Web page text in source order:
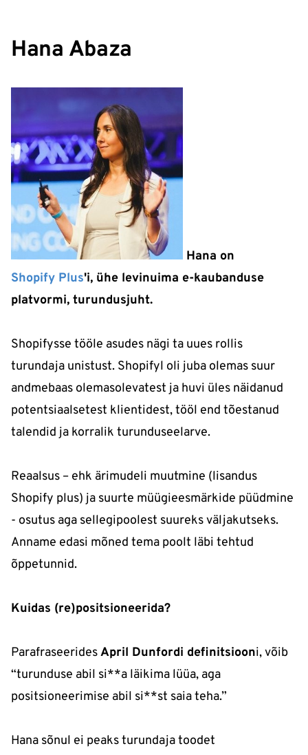
Hana Abaza
Hana on
Shopify Plus'i, ühe levinuima e-kaubanduse
platvormi, turundusjuht.
Shopifysse tööle asudes nägi ta uues rollis
turundaja unistust. Shopifyl oli juba olemas suur
andmebaas olemasolevatest ja huvi üles näidanud
potentsiaalsetest klientidest, tööl end tõestanud
talendid ja korralik turunduseelarve.
Reaalsus – ehk ärimudeli muutmine (lisandus
Shopify plus) ja suurte müügieesmärkide püüdmine
- osutus aga sellegipoolest suureks väljakutseks.
Anname edasi mõned tema poolt läbi tehtud
õppetunnid.
Kuidas (re)positsioneerida?
ParafraseeridesApril Dunfordi definitsiooni, võib
“turunduse abil si**a läikima lüüa, aga
positsioneerimise abil si**st saia teha.”
Hana sõnul ei peaks turundaja toodet